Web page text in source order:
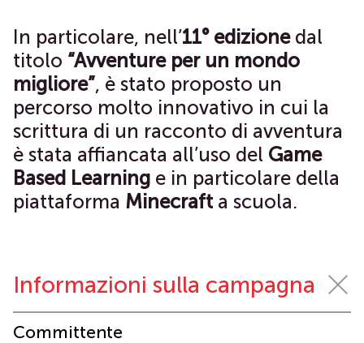
In particolare, nell’11° edizionedal
titolo “Avventure per un mondo
migliore”, è stato proposto un
percorso molto innovativo in cui la
scrittura di un racconto di avventura
è stata affiancata all’uso del Game
Based Learning e in particolare della
piattaforma Minecraft a scuola.
Informazioni sulla campagna
Committente